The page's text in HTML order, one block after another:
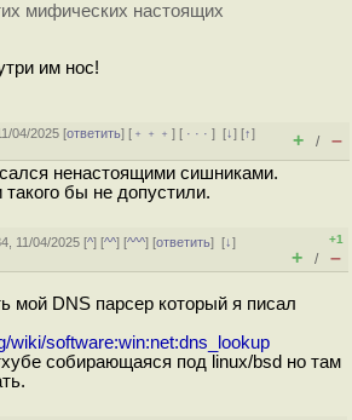
мифических настоящих
им нос!
04/2025 [ответить] [ ﹢﹢﹢] [ · · ·][↓] [↑]
+ / –
ненастоящими сишниками.
бы не допустили.
11/04/2025 [^] [^^] [^^^] [ответить][↓]
+1
+ / –
мой DNS парсер который я писал
wiki/software:win:net:dns_lookup
собирающаяся под linux/bsd но там